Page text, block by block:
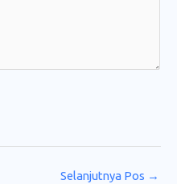
Selanjutnya Pos →